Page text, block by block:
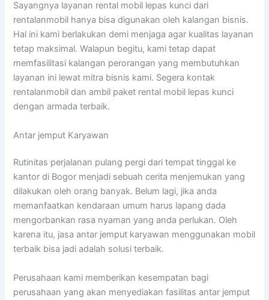
Sayangnya layanan rental mobil lepas kunci dari
rentalanmobil hanya bisa digunakan oleh kalangan bisnis.
Hal ini kami berlakukan demi menjaga agar kualitas layanan
tetap maksimal. Walapun begitu, kami tetap dapat
memfasilitasi kalangan perorangan yang membutuhkan
layanan ini lewat mitra bisnis kami. Segera kontak
rentalanmobil dan ambil paket rental mobil lepas kunci
dengan armada terbaik.
Antar jemput Karyawan
Rutinitas perjalanan pulang pergi dari tempat tinggal ke
kantor di Bogor menjadi sebuah cerita menjemukan yang
dilakukan oleh orang banyak. Belum lagi, jika anda
memanfaatkan kendaraan umum harus lapang dada
mengorbankan rasa nyaman yang anda perlukan. Oleh
karena itu, jasa antar jemput karyawan menggunakan mobil
terbaik bisa jadi adalah solusi terbaik.
Perusahaan kami memberikan kesempatan bagi
perusahaan yang akan menyediakan fasilitas antar jemput